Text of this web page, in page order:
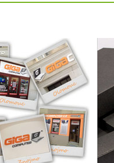
poboček firmy
s.r.o